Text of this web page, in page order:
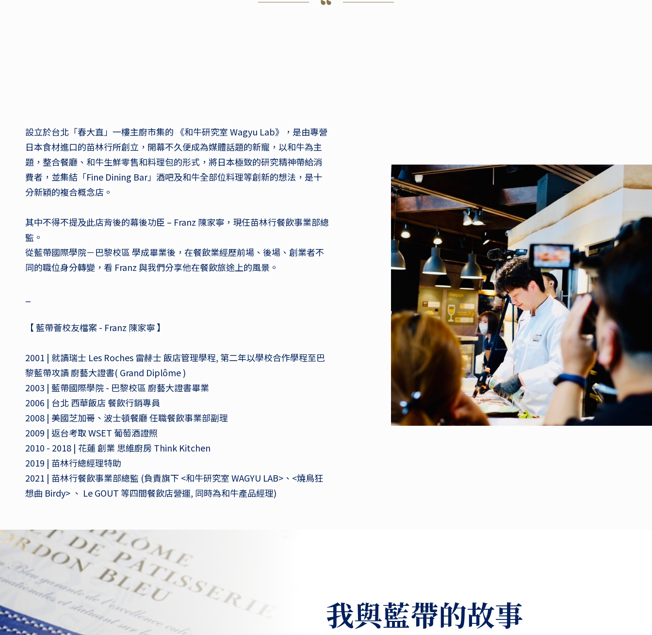
設立於台北「春大直」一樓主廚市集的 《和牛研究室 Wagyu Lab》，是由專營
日本食材進口的苗林行所創立，開幕不久便成為媒體話題的新寵，以和牛為主
題，整合餐廳、和牛生鮮零售和料理包的形式，將日本極致的研究精神帶給消
費者，並集結「Fine Dining Bar」酒吧及和牛全部位料理等創新的想法，是十
分新穎的複合概念店。
其中不得不提及此店背後的幕後功臣 – Franz 陳家寧，現任苗林行餐飲事業部總
監。
從藍帶國際學院－巴黎校區 學成畢業後，在餐飲業經歷前場、後場、創業者不
同的職位身分轉變，看 Franz 與我們分享他在餐飲旅途上的風景。
【 藍帶薈校友檔案 - Franz 陳家寧 】
2001 | 就讀瑞士 Les Roches 雷赫士 飯店管理學程, 第二年以學校合作學程至巴
黎藍帶攻讀 廚藝大證書( Grand Diplôme)
2003 | 藍帶國際學院 - 巴黎校區 廚藝大證書畢業
2006 | 台北 西華飯店 餐飲行銷專員
2008 | 美國芝加哥、波士頓餐廳 任職餐飲事業部副理
2009 | 返台考取 WSET 葡萄酒證照
2010 - 2018 | 花蓮 創業 思維廚房 Think Kitchen
2019 | 苗林行總經理特助
2021 | 苗林行餐飲事業部總監 (負責旗下 <和牛研究室 WAGYU LAB>、<燒鳥狂
想曲 Birdy> 、 Le GOUT 等四間餐飲店營運, 同時為和牛產品經理)
我與藍帶的故事